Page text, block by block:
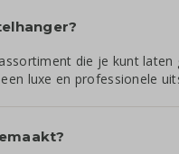
die je kunt laten
luxe en professionele